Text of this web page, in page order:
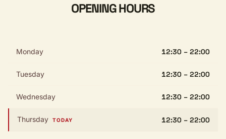
OPENING HOURS
Monday 12:30 – 22:00
Tuesday 12:30 – 22:00
Wednesday 12:30 – 22:00
Thursday TODAY 12:30 – 22:00